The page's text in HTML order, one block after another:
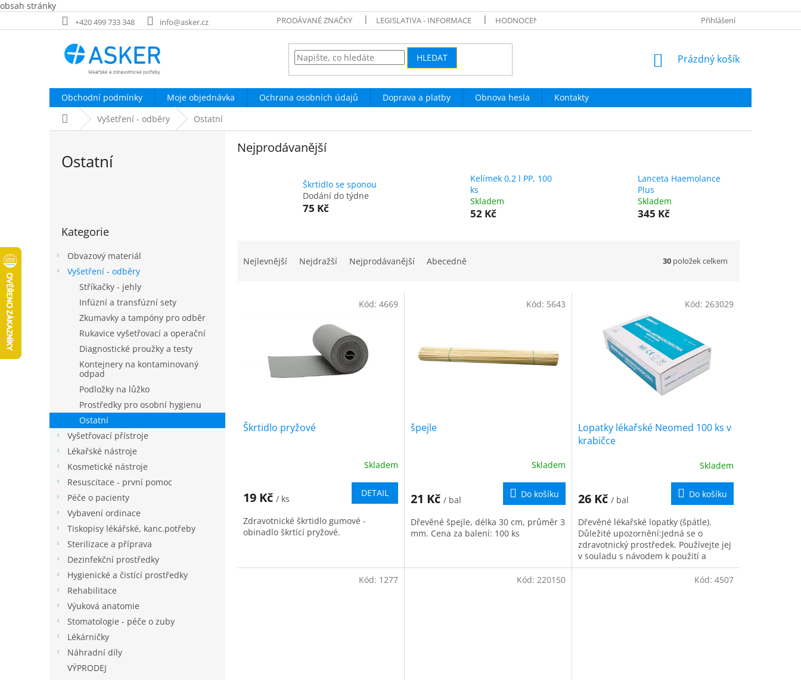
obsah stránky
na
+420 499 733 348 info@asker.cz PRODÁVANÉ ZNAČKY LEGISLATIVA - INFORMACE HODNOCENÍ OBCHODU NAPIŠTE NÁM
Přihlášení
HLEDAT
NÁKUPNÍ
Prázdný košík
Obchodní podmínky Moje objednávka Ochrana osobních údajů Doprava a platby Obnova hesla
Kontakty
Domů Vyšetření - odběry Ostatní
Ostatní
kategorie
Kategorie
Obvazový materiál
Vyšetření - odběry
Stříkačky - jehly
Infúzní a transfúzní sety
Zkumavky a tampóny pro odběr
Rukavice vyšetřovací a operační
Diagnostické proužky a testy
Kontejnery na kontaminovaný
odpad
Podložky na lůžko
Prostředky pro osobní hygienu
Ostatní
Vyšetřovací přístroje
Lékařské nástroje
Kosmetické nástroje
Resuscitace - první pomoc
Péče o pacienty
Vybavení ordinace
Tiskopisy lékářské, kanc.potřeby
Sterilizace a příprava
Dezinfekční prostředky
Hygienické a čistící prostředky
Rehabilitace
Výuková anatomie
Stomatologie - péče o zuby
Lékárničky
Náhradní díly
VÝPRODEJ
Nejprodávanější
Škrtidlo se sponou
Dodání do týdne
75 Kč
Kelímek 0,2 l PP, 100
ks
Skladem
52 Kč
Lanceta Haemolance
Plus
Skladem
345 Kč
Nejlevnější Nejdražší Nejprodávanější Abecedně 30 položek celkem
Škrtidlo pryžové
Skladem
19 Kč / ks
DETAIL
Zdravotnické škrtidlo gumové -
obinadlo škrtící pryžové.
Kód: 4669
špejle
Skladem
21 Kč / bal
Do košíku
Dřevěné špejle, délka 30 cm, průměr 3
mm. Cena za balení: 100 ks
Kód: 5643
Lopatky lékařské Neomed 100 ks v
krabičce
Skladem
26 Kč / bal
Do košíku
Dřevěné lékařské lopatky (špátle).
Důležité upozornění:Jedná se o
zdravotnický prostředek. Používejte jej
v souladu s návodem k použití a
určeným účelem stanoveným
Kód: 263029
Kód: 1277 Kód: 220150 Kód: 4507